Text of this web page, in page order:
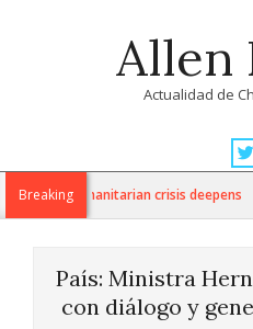
Allen
Actualidad de
Navigation
MenuBreaking
as humanitarian crisis deepens
País: Ministra
con diálogo y